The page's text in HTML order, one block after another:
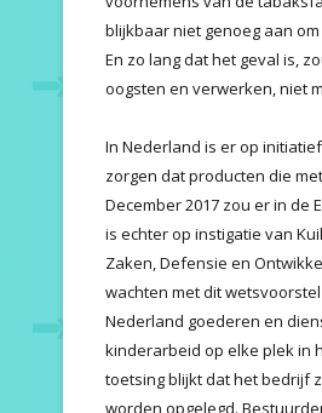
blijkbaar niet genoeg aan
En zo lang dat het geval is,
oogsten en verwerken, niet
In Nederland is er op
zorgen dat producten die
December 2017 zou er in de
is echter op instigatie van
Zaken, Defensie en
wachten met dit
Nederland goederen en
kinderarbeid op elke plek in
toetsing blijkt dat het bedrijf
worden opgelegd.